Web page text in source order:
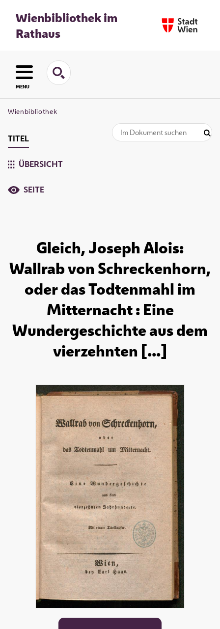
Wienbibliothek im
Rathaus
MENU
Wienbibliothek
TITEL
ÜBERSICHT
SEITE
Gleich, Joseph Alois:
Wallrab von Schreckenhorn,
oder das Todtenmahl im
Mitternacht : Eine
Wundergeschichte aus dem
vierzehnten [...]